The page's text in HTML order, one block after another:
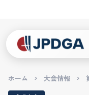
ホーム > 大会情報 >